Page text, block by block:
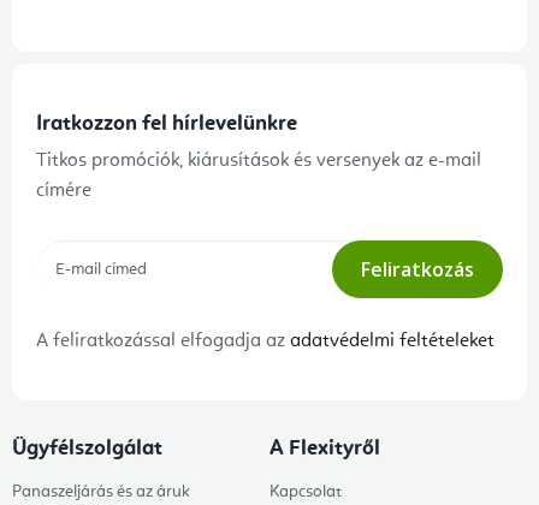
Iratkozzon fel hírlevelünkre
Titkos promóciók, kiárusítások és versenyek az e-mail
címére
Feliratkozás
A feliratkozással elfogadja az adatvédelmi feltételeket
Ügyfélszolgálat
Panaszeljárás és az áruk
A Flexityről
Kapcsolat